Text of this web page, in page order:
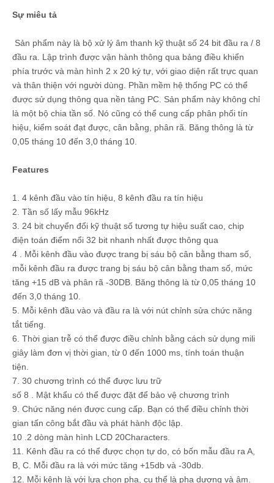
Sự miêu tả
Sản phẩm này là bộ xử lý âm thanh kỹ thuật số 24 bit đầu ra / 8
đầu ra. Lập trình được vận hành thông qua bảng điều khiển
phía trước và màn hình 2 x 20 ký tự, với giao diện rất trực quan
và thân thiện với người dùng. Phần mềm hệ thống PC có thể
được sử dụng thông qua nền tảng PC. Sản phẩm này không chỉ
là một bộ chia tần số. Nó cũng có thể cung cấp phân phối tín
hiệu, kiểm soát đạt được, cân bằng, phân rã. Băng thông là từ
0,05 tháng 10 đến 3,0 tháng 10.
Features
1. 4 kênh đầu vào tín hiệu, 8 kênh đầu ra tín hiệu
2. Tần số lấy mẫu 96kHz
3. 24 bit chuyển đổi kỹ thuật số tương tự hiệu suất cao, chip
điện toán điểm nổi 32 bit nhanh nhất được thông qua
4 . Mỗi kênh đầu vào được trang bị sáu bộ cân bằng tham số,
mỗi kênh đầu ra được trang bị sáu bộ cân bằng tham số, mức
tăng +15 dB và phân rã -30DB. Băng thông là từ 0,05 tháng 10
đến 3,0 tháng 10.
5. Mỗi kênh đầu vào và đầu ra là với nút chỉnh sửa chức năng
tắt tiếng.
6. Thời gian trễ có thể được điều chỉnh bằng cách sử dụng mili
giây làm đơn vị thời gian, từ 0 đến 1000 ms, tính toán thuận
tiện.
7. 30 chương trình có thể được lưu trữ
số 8 . Mật khẩu có thể được đặt để bảo vệ chương trình
9. Chức năng nén được cung cấp. Bạn có thể điều chỉnh thời
gian tấn công bắt đầu và phát hành độc lập.
10 .2 dòng màn hình LCD 20Characters.
11. Kênh đầu ra có thể được chọn tự do, có bốn mẫu đầu ra A,
B, C. Mỗi đầu ra là với mức tăng +15db và -30db.
12. Mỗi kênh là với lựa chọn pha, cụ thể là pha dương và âm.